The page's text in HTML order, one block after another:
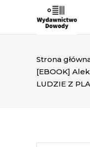
Strona
[EBOOK]
LUDZIE Z